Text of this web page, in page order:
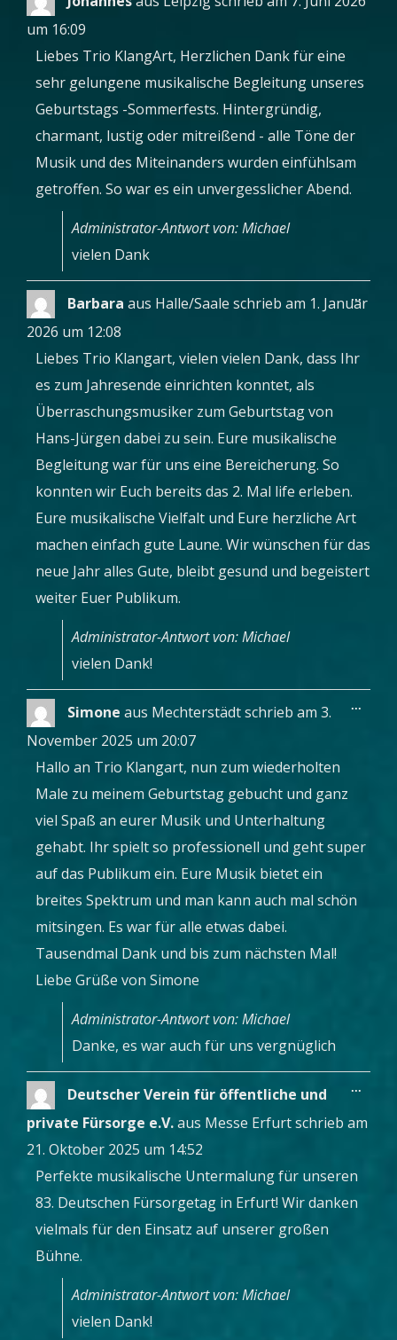
um 16:09
Liebes Trio KlangArt, Herzlichen Dank für eine
sehr gelungene musikalische Begleitung unseres
Geburtstags -Sommerfests. Hintergründig,
charmant, lustig oder mitreißend - alle Töne der
Musik und des Miteinanders wurden einfühlsam
getroffen. So war es ein unvergesslicher Abend.
Administrator-Antwort von: Michael
vielen Dank
Barbara aus Halle/Saale schrieb am 1. Januar
2026 um 12:08
Liebes Trio Klangart, vielen vielen Dank, dass Ihr
es zum Jahresende einrichten konntet, als
Überraschungsmusiker zum Geburtstag von
Hans-Jürgen dabei zu sein. Eure musikalische
Begleitung war für uns eine Bereicherung. So
konnten wir Euch bereits das 2. Mal life erleben.
Eure musikalische Vielfalt und Eure herzliche Art
machen einfach gute Laune. Wir wünschen für das
neue Jahr alles Gute, bleibt gesund und begeistert
weiter Euer Publikum.
Administrator-Antwort von: Michael
vielen Dank!
...
Simone aus Mechterstädtschrieb am 3.
November 2025 um 20:07
Hallo an Trio Klangart, nun zum wiederholten
Male zu meinem Geburtstag gebucht und ganz
viel Spaß an eurer Musik und Unterhaltung
gehabt. Ihr spielt so professionell und geht super
auf das Publikum ein. Eure Musik bietet ein
breites Spektrum und man kann auch mal schön
mitsingen. Es war für alle etwas dabei.
Tausendmal Dank und bis zum nächsten Mal!
Liebe Grüße von Simone
Administrator-Antwort von: Michael
Danke, es war auch für uns vergnüglich
...
Deutscher Verein für öffentliche und
private Fürsorge e.V.aus Messe Erfurtschrieb am
21. Oktober 2025 um 14:52
Perfekte musikalische Untermalung für unseren
83. Deutschen Fürsorgetag in Erfurt! Wir danken
vielmals für den Einsatz auf unserer großen
Bühne.
Administrator-Antwort von: Michael
vielen Dank!
...